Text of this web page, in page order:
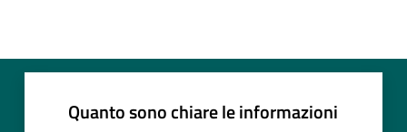
Quanto sono chiare le informazioni